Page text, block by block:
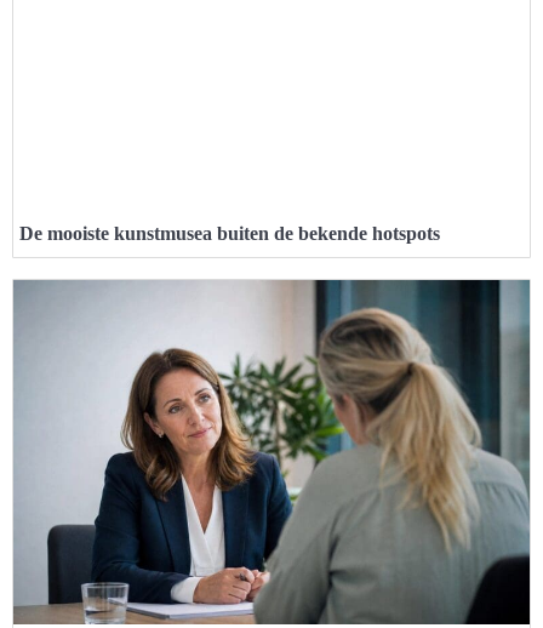
De mooiste kunstmusea buiten de bekende hotspots